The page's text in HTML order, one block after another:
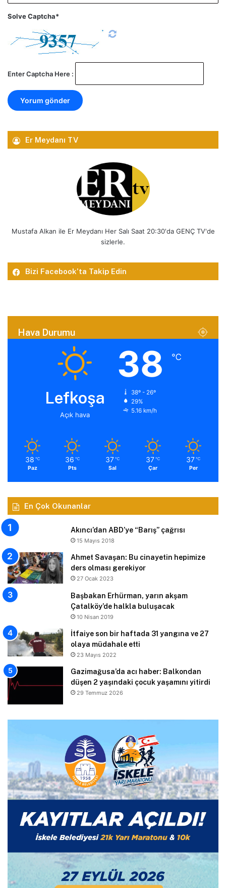
Solve Captcha*
Enter Captcha Here :
Er Meydanı TV
Mustafa Alkan ile Er Meydanı Her Salı Saat 20:30'da GENÇ TV'de
sizlerle.
Bizi Facebook’ta Takip Edin
Hava Durumu
Lefkoşa
Açık hava
38 ℃
38º - 26º
29%
5.16 km/h
38 ℃
Paz
36 ℃
Pts
37 ℃
Sal
37 ℃
Çar
37 ℃
Per
En Çok Okunanlar
Akıncı’dan ABD’ye “Barış” çağrısı
15 Mayıs 2018
Ahmet Savaşan: Bu cinayetin hepimize
ders olması gerekiyor
27 Ocak 2023
Başbakan Erhürman, yarın akşam
Çatalköy’de halkla buluşacak
10 Nisan 2019
İtfaiye son bir haftada 31 yangına ve 27
olaya müdahale etti
23 Mayıs 2022
Gazimağusa’da acı haber: Balkondan
düşen 2 yaşındaki çocuk yaşamını yitirdi
29 Temmuz 2026